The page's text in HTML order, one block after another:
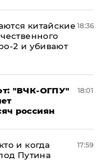
китайские
2 и убивают
18:36
"ВЧК-ОГПУ"
россиян
18:01
и когда
Путина
17:59